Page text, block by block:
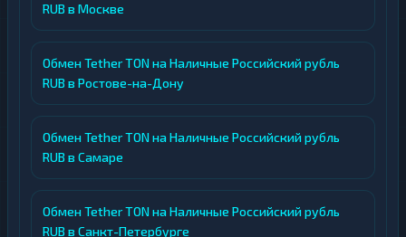
RUB в Москве
Обмен Tether TON на Наличные Российский рубль
RUB в Ростове-на-Дону
Обмен Tether TON на Наличные Российский рубль
RUB в Самаре
Обмен Tether TON на Наличные Российский рубль
RUB в Санкт-Петербурге